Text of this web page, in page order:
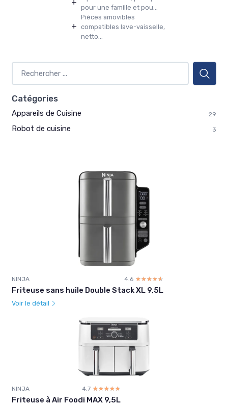
+
pour une famille et pou...
+
Pièces amovibles
compatibles lave-vaisselle,
netto...
Catégories
Appareils de Cuisine 29
Robot de cuisine 3
NINJA 4.6 ☆☆☆☆☆
★★★★★
Friteuse sans huile Double Stack XL 9,5L
Voir le détail
NINJA 4.7 ☆☆☆☆☆
★★★★★
Friteuse à Air Foodi MAX 9,5L